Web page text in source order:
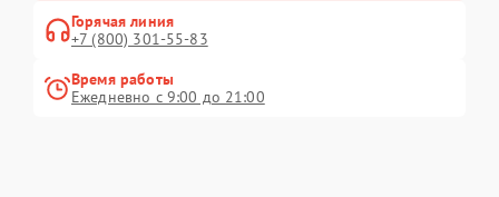
Горячая линия
+7 (800) 301-55-83
Время работы
Ежедневно с 9:00 до 21:00